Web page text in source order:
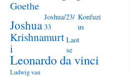
Goethe
Joshua
Joshua/23/
33
Konfuzi
us
Krishnamurt
i
Laot
se
Leonardo da vinci
Ludwig van